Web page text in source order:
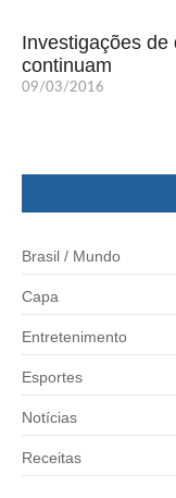
Investigações de
continuam
09/03/2016
Brasil / Mundo
Capa
Entretenimento
Esportes
Notícias
Receitas